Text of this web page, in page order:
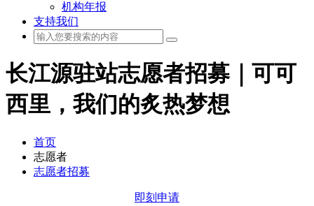
机构年报
支持我们
长江源驻站志愿者招募｜可可
西里，我们的炙热梦想
首页
志愿者
志愿者招募
即刻申请